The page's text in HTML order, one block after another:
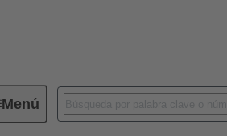
MenúRevista tecnológica de HARTING tec.news